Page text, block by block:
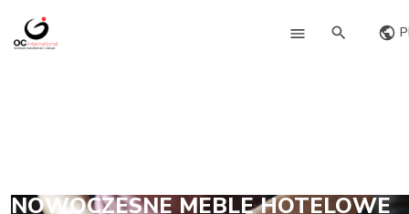
NOWOCZESNE MEBLE HOTELOWE